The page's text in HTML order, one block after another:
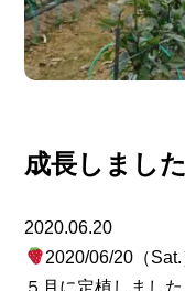
成長しまし
2020.06.20
2020/06/20（Sat.
５月に定植しまし